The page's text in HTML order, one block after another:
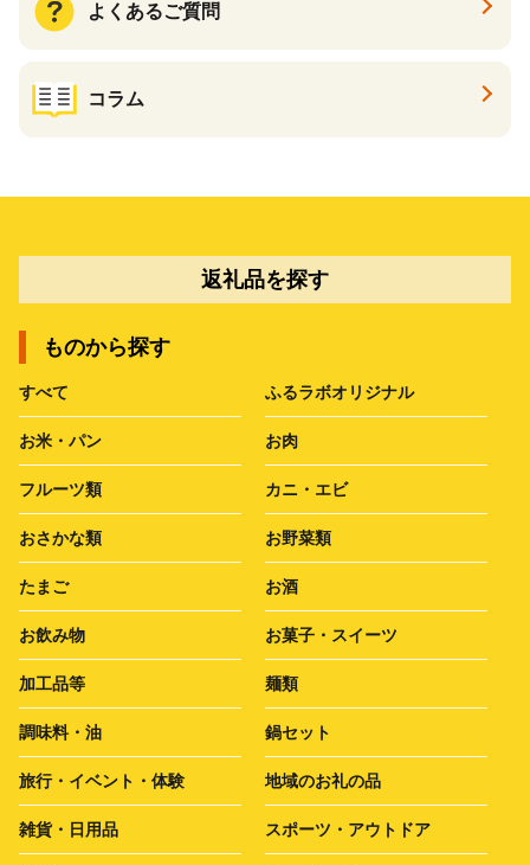
よくあるご質問
コラム
返礼品を探す
ものから探す
すべて ふるラボオリジナル
お米・パン お肉
フルーツ類 カニ・エビ
おさかな類 お野菜類
たまご お酒
お飲み物 お菓子・スイーツ
加工品等 麺類
調味料・油 鍋セット
旅行・イベント・体験 地域のお礼の品
雑貨・日用品 スポーツ・アウトドア